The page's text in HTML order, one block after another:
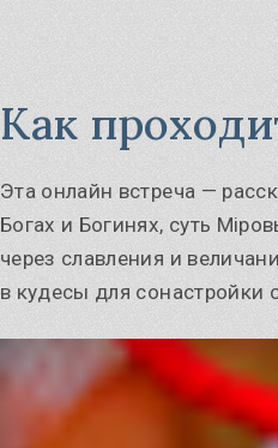
Как
Эта онлайн встреча —
Богах и Богинях, суть
через славления и
в кудесы для